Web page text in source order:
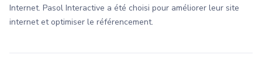
Internet. Pasol Interactive a été choisi pour améliorer leur site
internet et optimiser le référencement.